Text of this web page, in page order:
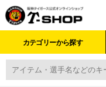
カテゴリーから探す